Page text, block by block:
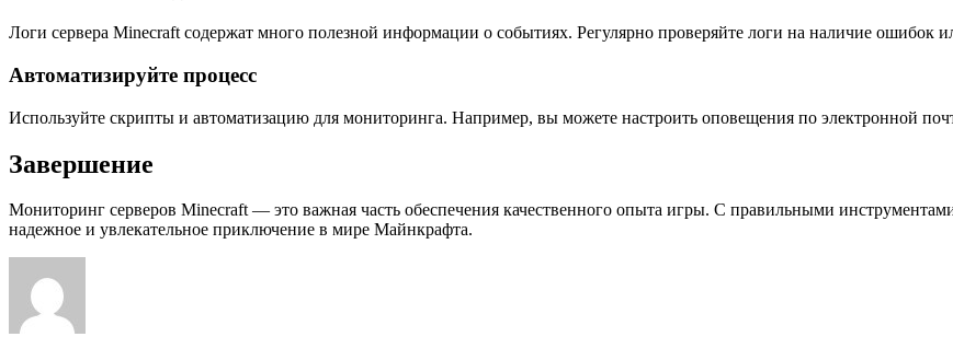
Логи сервера Minecraft содержат много полезной информации о событиях. Регулярно проверяйте логи на наличие ошибок
Автоматизируйте процесс
Используйте скрипты и автоматизацию для мониторинга. Например, вы можете настроить оповещения по электронной
Завершение
Мониторинг серверов Minecraft — это важная часть обеспечения качественного опыта игры. С правильными
надежное и увлекательное приключение в мире Майнкрафта.